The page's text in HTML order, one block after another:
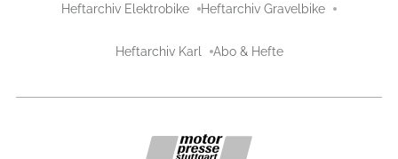
Heftarchiv Elektrobike Heftarchiv Gravelbike
Heftarchiv Karl Abo & Hefte